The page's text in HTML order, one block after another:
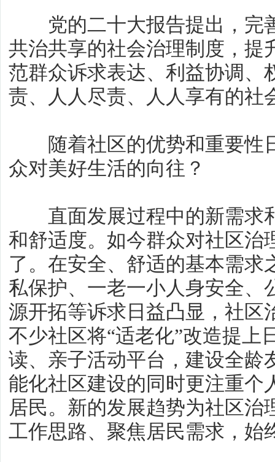
党的二十大报告提出，完
共治共享的社会治理制度，提
范群众诉求表达、利益协调、
责、人人尽责、人人享有的社
随着社区的优势和重要性
众对美好生活的向往？
直面发展过程中的新需求
和舒适度。如今群众对社区治
了。在安全、舒适的基本需求
私保护、一老一小人身安全、
源开拓等诉求日益凸显，社区
不少社区将“适老化”改造提上
读、亲子活动平台，建设全龄
能化社区建设的同时更注重个
居民。新的发展趋势为社区治
工作思路、聚焦居民需求，始